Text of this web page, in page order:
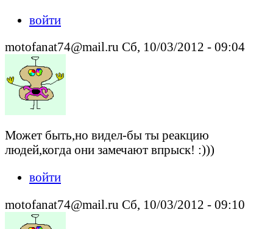
войти
motofanat74@mail.ru Сб, 10/03/2012 - 09:04
Может быть,но видел-бы ты реакцию
людей,когда они замечают впрыск! :)))
войти
motofanat74@mail.ru Сб, 10/03/2012 - 09:10